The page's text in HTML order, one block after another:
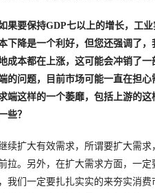
果要保持GDP七以上的增长，工
下降是一个利好，但您还强调了
成本都在上涨，这可能会冲销了
的问题，目前市场可能一直在担
端这样的一个萎靡，包括上游的
些？
扩大有效需求，所谓要扩大需求
拉。另外，在扩大需求方面，一
我们一定要扎扎实实的来夯实消